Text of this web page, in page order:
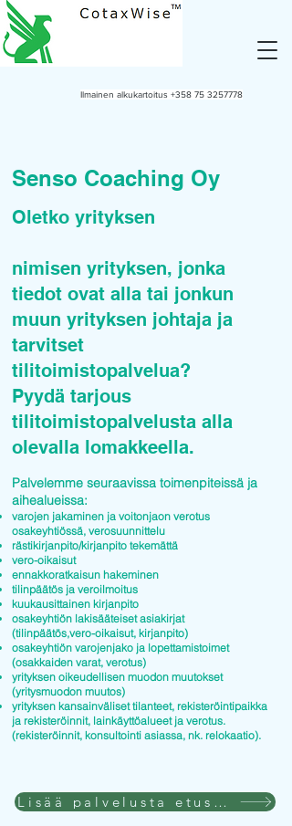
Ilmainen alkukartoitus +358 75 3257778
Senso Coaching Oy
Oletko yrityksen
nimisen yrityksen, jonka
tiedot ovat alla tai jonkun
muun yrityksen johtaja ja
tarvitset
tilitoimistopalvelua?
Pyydä tarjous
tilitoimistopalvelusta alla
olevalla lomakkeella.
Palvelemme seuraavissa toimenpiteissä ja
aihealueissa:
varojen jakaminen ja voitonjaon verotus
osakeyhtiössä, verosuunnittelu
rästikirjanpito/kirjanpito tekemättä
vero-oikaisut
ennakkoratkaisun hakeminen
tilinpäätös ja veroilmoitus
kuukausittainen kirjanpito
osakeyhtiön lakisääteiset asiakirjat
(tilinpäätös,vero-oikaisut, kirjanpito)
osakeyhtiön varojenjako ja lopettamistoimet
(osakkaiden varat, verotus)
yrityksen oikeudellisen muodon muutokset
(yritysmuodon muutos)
yrityksen kansainväliset tilanteet, rekisteröintipaikka
ja rekisteröinnit, lainkäyttöalueet ja verotus.
(rekisteröinnit, konsultointi asiassa, nk. relokaatio).
Lisää palvelusta etusivulla